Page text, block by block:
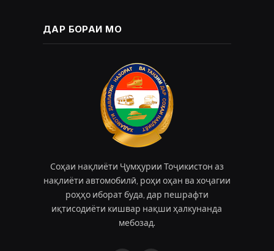
ДАР БОРАИ МО
Соҳаи нақлиёти Ҷумҳурии Тоҷикистон аз
нақлиёти автомобилӣ, роҳи оҳан ва хоҷагии
роҳҳо иборат буда, дар пешрафти
иқтисодиёти кишвар нақши ҳалкунанда
мебозад.